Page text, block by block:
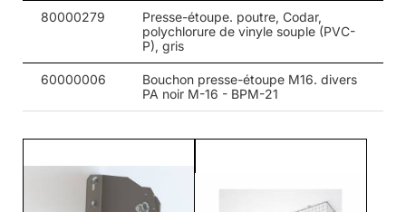
80000279
Presse-étoupe. poutre, Codar,
polychlorure de vinyle souple (PVC-
P), gris
60000006
Bouchon presse-étoupe M16. divers
PA noir M-16 - BPM-21